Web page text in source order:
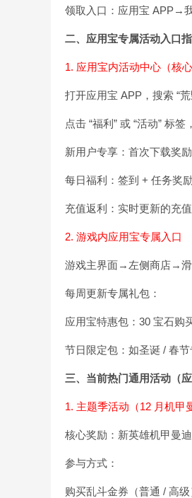
领取入口：应用宝 APP→
二、应用宝专属活动入口
1. 应用宝内活动中心（核心
打开应用宝 APP，搜索 “
点击 “福利” 或 “活动” 标签
新用户专享：首次下载奖励
每日福利：签到 + 任务奖励
充值返利：实时更新的充
2. 游戏内应用宝专属入口
游戏主界面→左侧商店→
每周更新专属礼包：
应用宝特惠包：30 宝石购
节日限定包：如圣诞 / 春
三、当前热门通用活动（
1. 主题季活动（12 月机甲
核心奖励：新英雄机甲曼
参与方式：
购买乱斗金券（普通 / 高级